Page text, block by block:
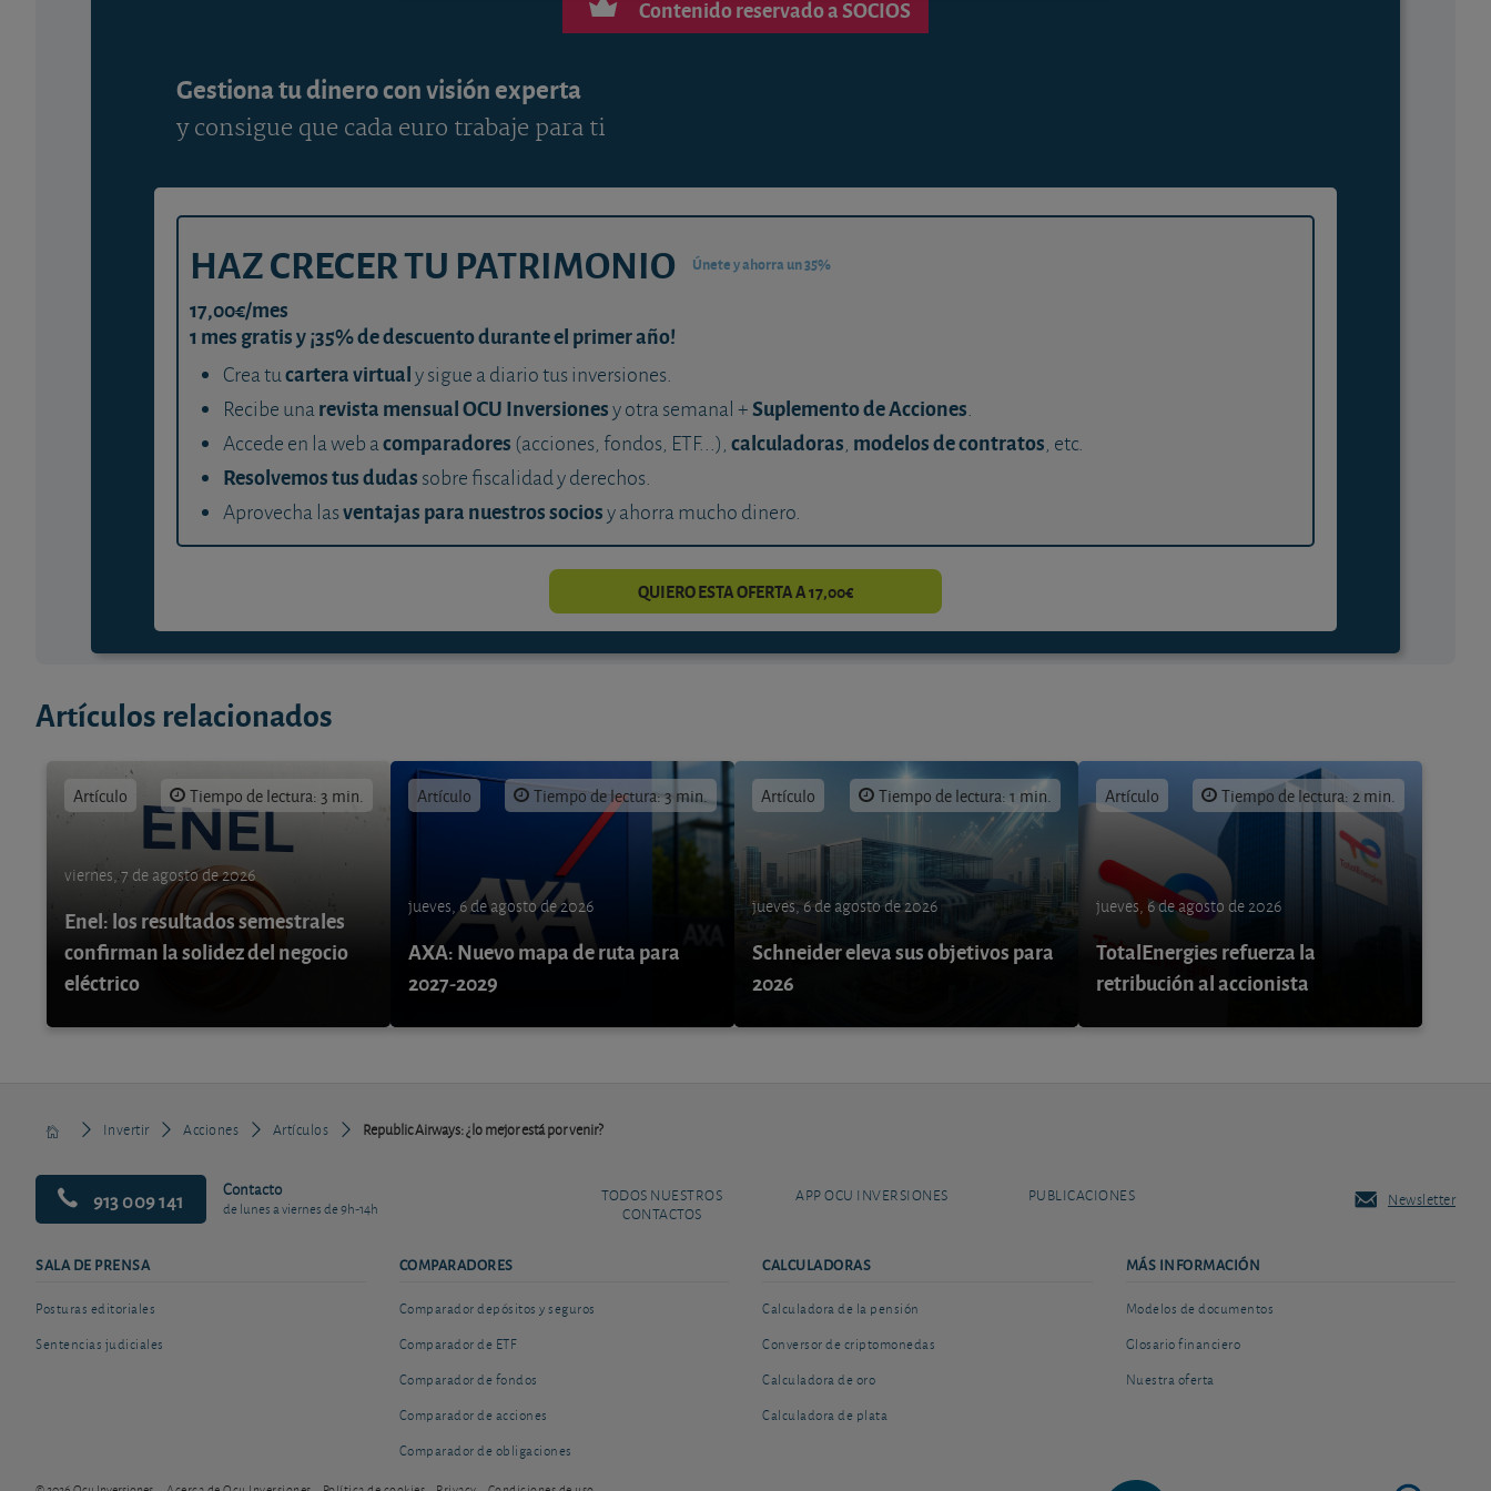
Contenido reservado a SOCIOS
Gestiona tu dinero con visión experta
y consigue que cada euro trabaje para ti
HAZ CRECER TU PATRIMONIO Únete y ahorra un 35%
17,00€/mes
1 mes gratis y ¡35% de descuento durante el primer año!
Crea tucartera virtualy sigue a diario tus inversiones.
Recibe unarevista mensual OCU Inversionesy otra semanal +Suplemento de Acciones.
Accede en la web acomparadores (acciones, fondos, ETF...), calculadoras, modelos de contratos, etc.
Resolvemos tus dudas sobre fiscalidad y derechos.
Aprovecha lasventajas para nuestros sociosy ahorra mucho dinero.
QUIERO ESTA OFERTA A 17,00€
Artículos relacionados
Artículo Tiempo de lectura: 3 min.
viernes, 7 de agosto de 2026
Enel: los resultados semestrales
confirman la solidez del negocio
eléctrico
Artículo Tiempo de lectura: 3 min.
jueves, 6 de agosto de 2026
AXA: Nuevo mapa de ruta para
2027-2029
Artículo Tiempo de lectura: 1 min.
jueves, 6 de agosto de 2026
Schneider eleva sus objetivos para
2026
Artículo Tiempo de lectura: 2 min.
jueves, 6 de agosto de 2026
TotalEnergies refuerza la
retribución al accionista
Invertir Acciones Artículos Republic Airways: ¿lo mejor está por venir?
913 009 141 Contacto
de lunes a viernes de 9h-14h
TODOS NUESTROS
CONTACTOS
APP OCU INVERSIONES PUBLICACIONES Newsletter
SALA DE PRENSA
Posturas editoriales
Sentencias judiciales
COMPARADORES
Comparador depósitos y seguros
Comparador de ETF
Comparador de fondos
Comparador de acciones
Comparador de obligaciones
CALCULADORAS
Calculadora de la pensión
Conversor de criptomonedas
Calculadora de oro
Calculadora de plata
MÁS INFORMACIÓN
Modelos de documentos
Glosario financiero
Nuestra oferta